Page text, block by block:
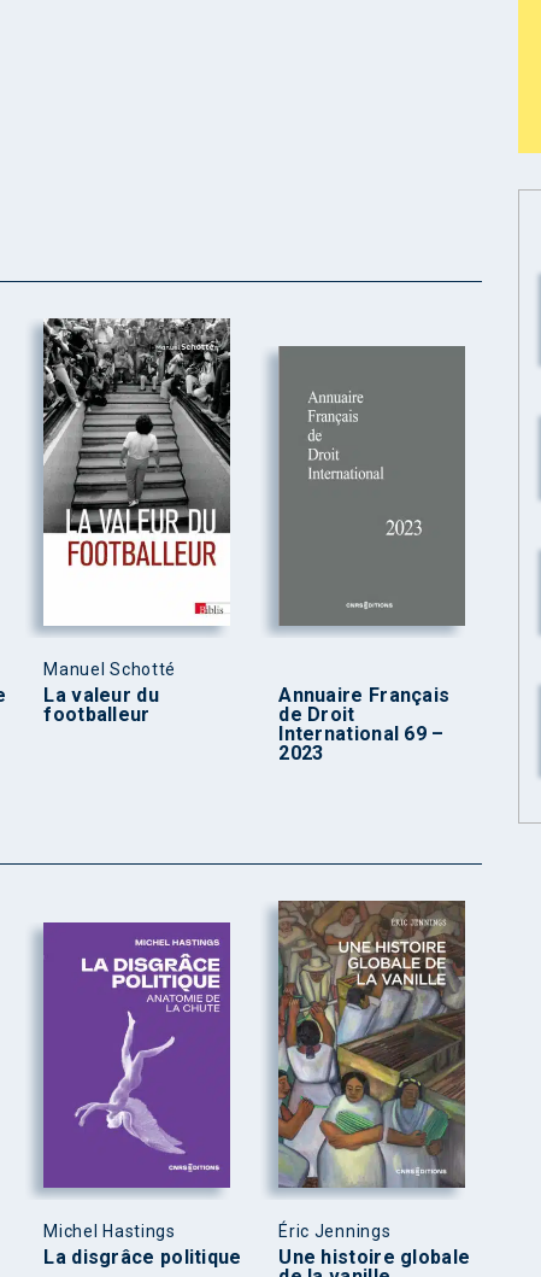
Manuel Schotté
La valeur du
footballeur
Annuaire Français
de Droit
International 69 –
2023
Michel Hastings
La disgrâce politique
Éric Jennings
Une histoire globale